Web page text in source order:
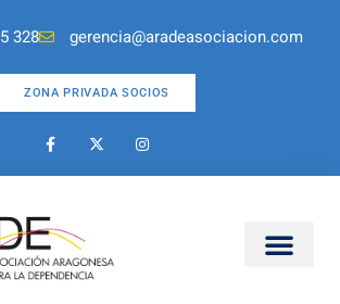
328 gerencia@aradeasociacion.com
ZONA PRIVADA SOCIOS